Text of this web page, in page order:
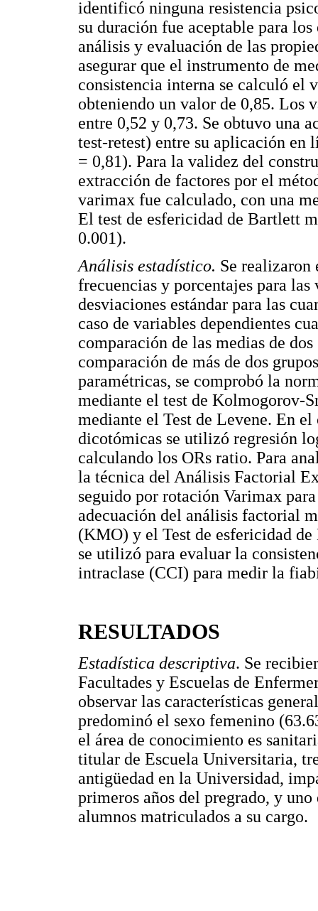
identificó ninguna resistencia
su duración fue aceptable para
análisis y evaluación de las
asegurar que el instrumento de
consistencia interna se calculó el
obteniendo un valor de 0,85. Los
entre 0,52 y 0,73. Se obtuvo una
test-retest) entre su aplicación en
= 0,81). Para la validez del
extracción de factores por el
varimax fue calculado, con una
El test de esfericidad de Bartlett
0.001).
Análisis estadístico. Se realizaron
frecuencias y porcentajes para
desviaciones estándar para las
caso de variables dependientes
comparación de las medias de
comparación de más de dos
paramétricas, se comprobó la
mediante el test de Kolmogorov-
mediante el Test de Levene. En
dicotómicas se utilizó regresión
calculando los ORs ratio. Para
la técnica del Análisis Factorial
seguido por rotación Varimax
adecuación del análisis factorial
(KMO) y el Test de esfericidad
se utilizó para evaluar la
intraclase (CCI) para medir la
RESULTADOS
Estadística descriptiva. Se
Facultades y Escuelas de
observar las características
predominó el sexo femenino
el área de conocimiento es
titular de Escuela Universitaria,
antigüedad en la Universidad,
primeros años del pregrado, y uno
alumnos matriculados a su cargo.